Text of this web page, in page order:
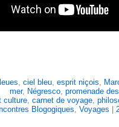
, ciel bleu, esprit niçois,
mer, Négresco, promenade
culture, carnet de voyage,
Blogogiques, Voyages